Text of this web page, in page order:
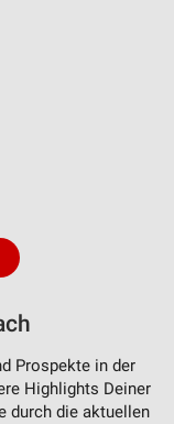
Prospekte in der
Highlights Deiner
durch die aktuellen